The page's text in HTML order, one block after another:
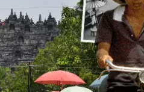
Honduras
Mexico
Nicaragua
Paaseiland
Paraguay
Peru
Suriname
(12)
(3)
Azoren
Balkan
Bosnië
Bulgarije
Cultuur (28)
Natuur (16)
Nieuwe reizen